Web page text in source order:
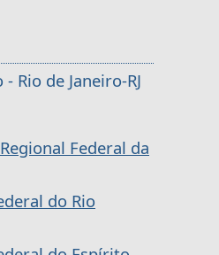
Rio de Janeiro-RJ
Federal da
do Rio